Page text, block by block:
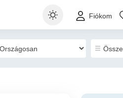
Fiókom